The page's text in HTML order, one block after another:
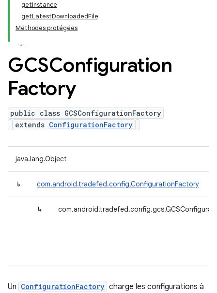
getInstance
getLatestDownloadedFile
Méthodes protégées
GCSConfiguration
Factory
public class GCSConfigurationFactory
extends ConfigurationFactory
java.lang.Object
↳ com.android.tradefed.config.ConfigurationFactory
↳
Un ConfigurationFactory charge les configurations à